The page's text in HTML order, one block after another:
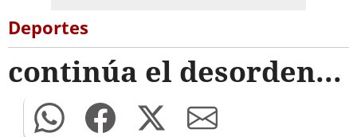
Deportes
continúa el desorden...